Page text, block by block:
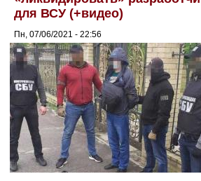
для ВСУ (+видео)
Пн, 07/06/2021 - 22:56